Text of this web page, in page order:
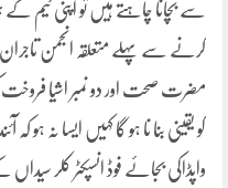
سے بچانا چاہتے ہیں تو اپنی ٹیم کے
کرنے سے پہلے متعلقہ انجمن
مضرت صحت اور دو نمبر اشیا
کو یقینی بنا نا ہو گا کہیں ایسا نہ ہو
واپڈاکی بجائے فوڈ انسپکٹر کلر